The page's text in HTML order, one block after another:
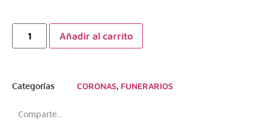
Añadir al carrito
Categorías CORONAS, FUNERARIOS
Comparte...